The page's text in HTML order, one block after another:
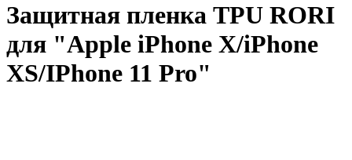
Защитная пленка TPU RORI
для "Apple iPhone X/iPhone
XS/IPhone 11 Pro"